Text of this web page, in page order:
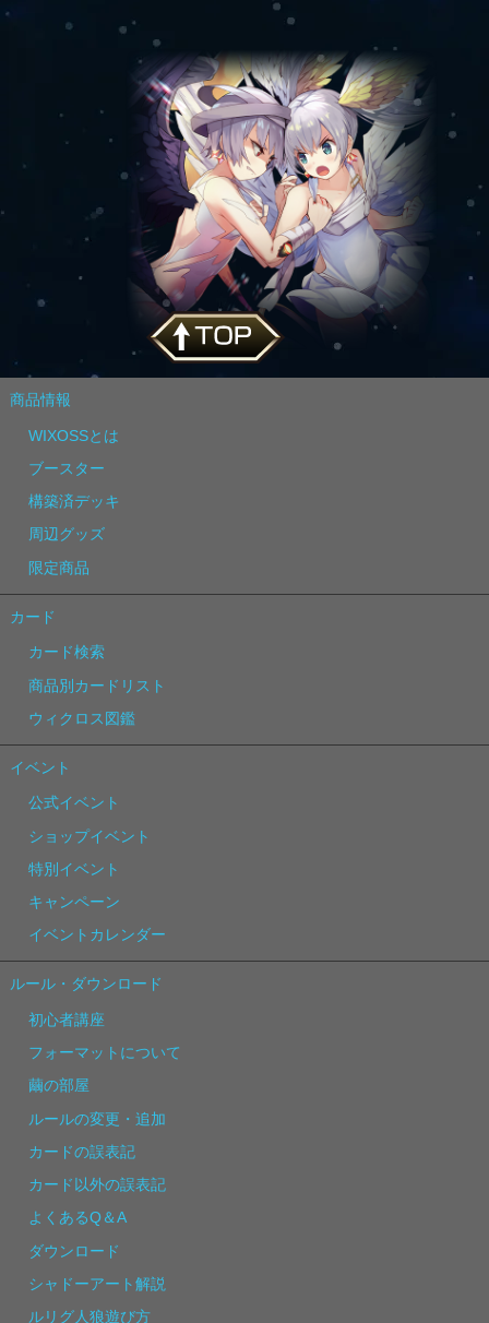
商品情報
WIXOSSとは
ブースター
構築済デッキ
周辺グッズ
限定商品
カード
カード検索
商品別カードリスト
ウィクロス図鑑
イベント
公式イベント
ショップイベント
特別イベント
キャンペーン
イベントカレンダー
ルール・ダウンロード
初心者講座
フォーマットについて
繭の部屋
ルールの変更・追加
カードの誤表記
カード以外の誤表記
よくあるQ＆A
ダウンロード
シャドーアート解説
ルリグ人狼遊び方